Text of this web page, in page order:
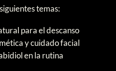
temas:
para el descanso
y cuidado facial
en la rutina